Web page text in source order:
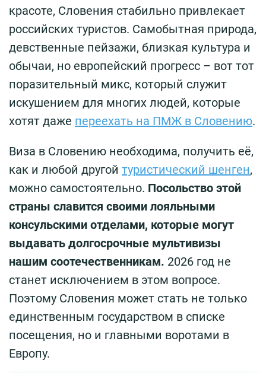
красоте, Словения стабильно привлекает
российских туристов. Самобытная природа,
девственные пейзажи, близкая культура и
обычаи, но европейский прогресс – вот тот
поразительный микс, который служит
искушением для многих людей, которые
хотят даже переехать на ПМЖ в Словению.
Виза в Словению необходима, получить её,
как и любой другой туристический шенген,
можно самостоятельно. Посольство этой
страны славится своими лояльными
консульскими отделами, которые могут
выдавать долгосрочные мультивизы
нашим соотечественникам. 2026 год не
станет исключением в этом вопросе.
Поэтому Словения может стать не только
единственным государством в списке
посещения, но и главными воротами в
Европу.